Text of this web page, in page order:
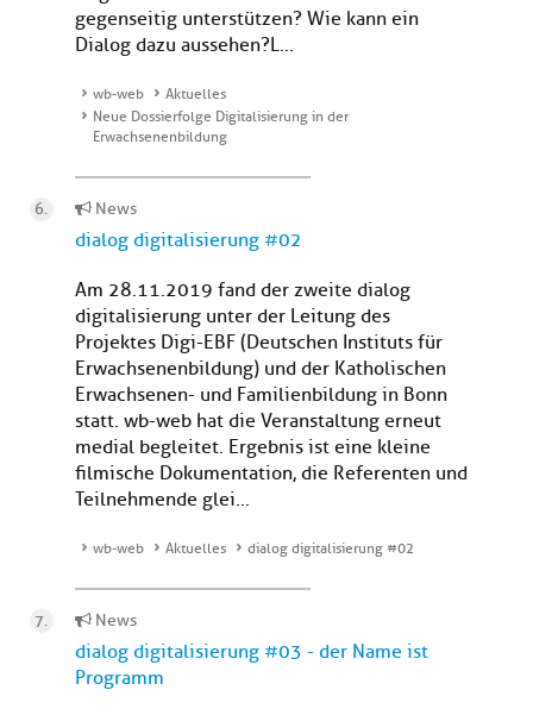
gegenseitig unterstützen? Wie kann ein
Dialog dazu aussehen?L...
wb-web
Aktuelles
Neue Dossierfolge Digitalisierung in der
Erwachsenenbildung
News
dialog digitalisierung #02
Am 28.11.2019 fand der zweite dialog
digitalisierung unter der Leitung des
Projektes Digi-EBF (Deutschen Instituts für
Erwachsenenbildung) und der Katholischen
Erwachsenen- und Familienbildung in Bonn
statt. wb-web hat die Veranstaltung erneut
medial begleitet. Ergebnis ist eine kleine
filmische Dokumentation, die Referenten und
Teilnehmende glei...
wb-web Aktuelles dialog digitalisierung #02
News
dialog digitalisierung #03 - der Name ist
Programm